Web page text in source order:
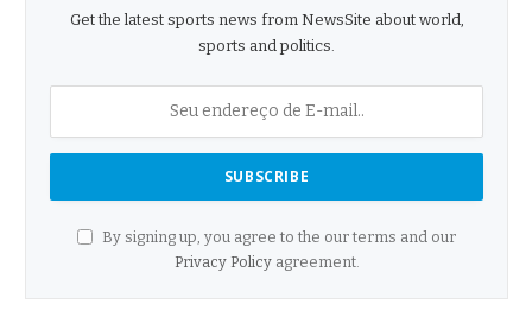
Get the latest sports news from NewsSite about world,
sports and politics.
By signing up, you agree to the our terms and our
Privacy Policyagreement.